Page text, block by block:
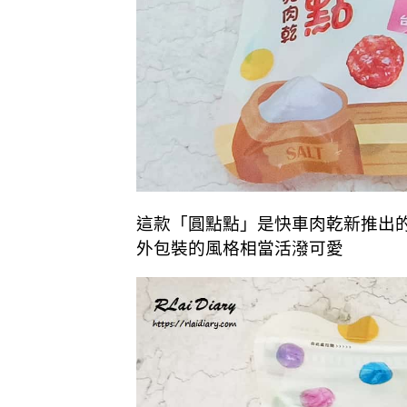
這款「圓點點」是快車肉乾新推出
外包裝的風格相當活潑可愛